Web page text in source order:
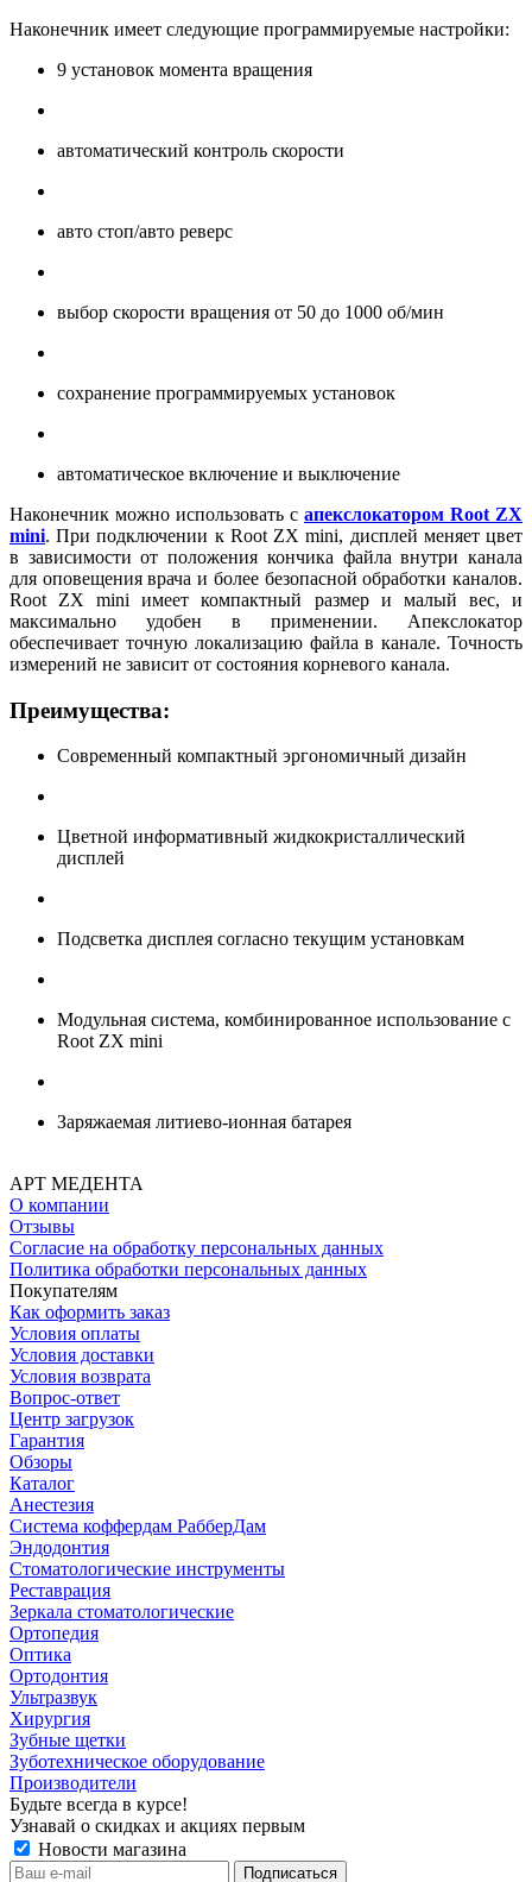
Наконечник имеет следующие программируемые настройки:
9 установок момента вращения
автоматический контроль скорости
авто стоп/авто реверс
выбор скорости вращения от 50 до 1000 об/мин
сохранение программируемых установок
автоматическое включение и выключение
Наконечник можно использовать с апекслокатором Root ZX
mini. При подключении к Root ZX mini, дисплей меняет цвет
в зависимости от положения кончика файла внутри канала
для оповещения врача и более безопасной обработки каналов.
Root ZX mini имеет компактный размер и малый вес, и
максимально удобен в применении. Апекслокатор
обеспечивает точную локализацию файла в канале. Точность
измерений не зависит от состояния корневого канала.
Преимущества:
Современный компактный эргономичный дизайн
Цветной информативный жидкокристаллический
дисплей
Подсветка дисплея согласно текущим установкам
Модульная система, комбинированное использование с
Root ZX mini
Заряжаемая литиево-ионная батарея
АРТ МЕДЕНТА
О компании
Отзывы
Согласие на обработку персональных данных
Политика обработки персональных данных
Покупателям
Как оформить заказ
Условия оплаты
Условия доставки
Условия возврата
Вопрос-ответ
Центр загрузок
Гарантия
Обзоры
Каталог
Анестезия
Система коффердам РабберДам
Эндодонтия
Стоматологические инструменты
Реставрация
Зеркала стоматологические
Ортопедия
Оптика
Ортодонтия
Ультразвук
Хирургия
Зубные щетки
Зуботехническое оборудование
Производители
Будьте всегда в курсе!
Узнавай о скидках и акциях первым
Новости магазина